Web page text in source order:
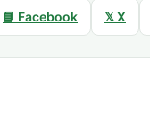
📘 Facebook 𝕏 X